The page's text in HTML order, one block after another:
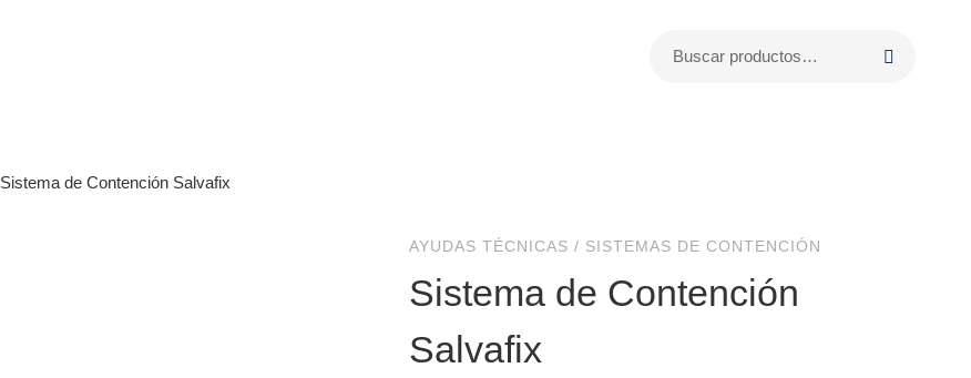
Sistema de Contención Salvafix
AYUDAS TÉCNICAS / SISTEMAS DE CONTENCIÓN
Sistema de Contención
Salvafix